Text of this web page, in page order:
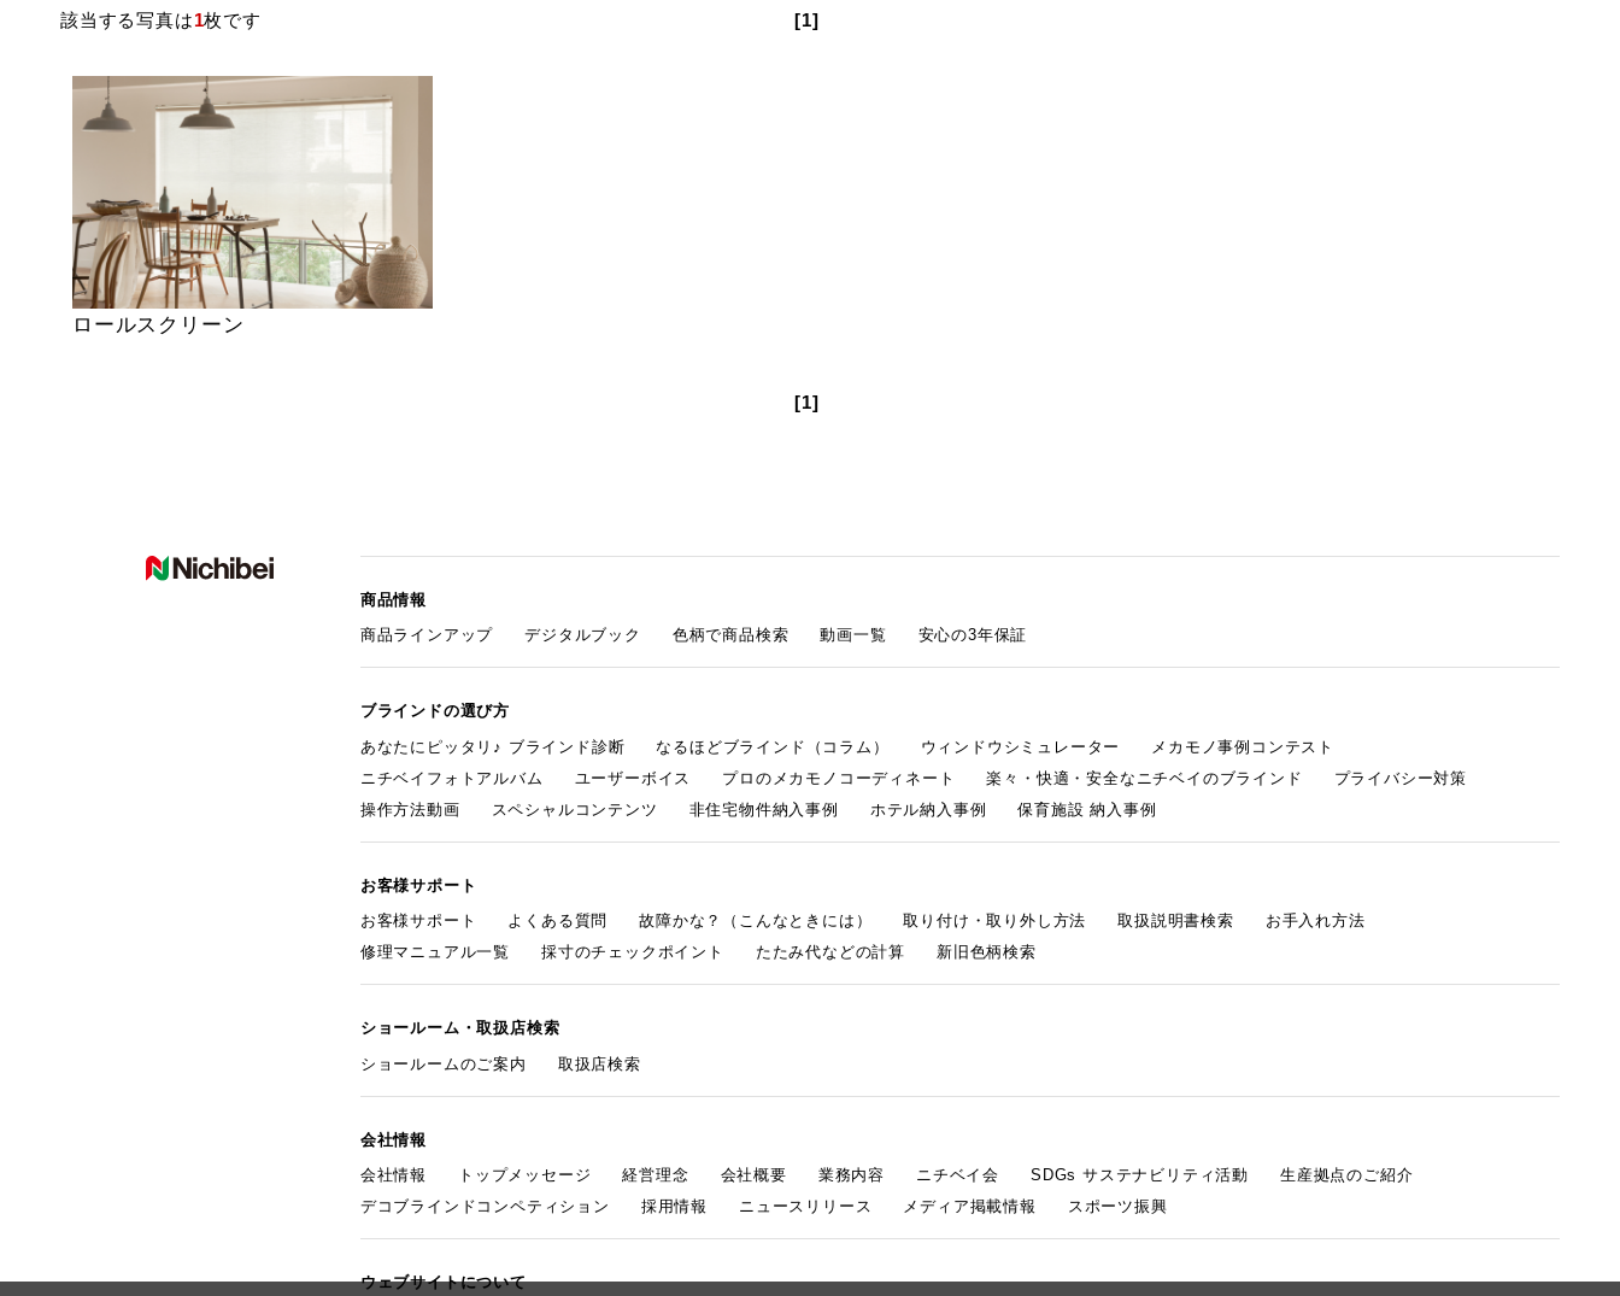
該当する写真は1枚です [1]
ロールスクリーン
[1]
商品情報
商品ラインアップ
デジタルブック 色柄で商品検索 動画一覧 安心の3年保証
ブラインドの選び方
あなたにピッタリ♪ ブラインド診断
なるほどブラインド（コラム） ウィンドウシミュレーター
メカモノ事例コンテスト
ニチベイフォトアルバム
ユーザーボイス プロのメカモノコーディネート 楽々・快適・安全なニチベイのブラインド
プライバシー対策
操作方法動画
スペシャルコンテンツ 非住宅物件納入事例 ホテル納入事例 保育施設 納入事例
お客様サポート
お客様サポート
よくある質問 故障かな？（こんなときには） 取り付け・取り外し方法 取扱説明書検索
お手入れ方法
修理マニュアル一覧
採寸のチェックポイント たたみ代などの計算 新旧色柄検索
ショールーム・取扱店検索
ショールームのご案内
取扱店検索
会社情報
会社情報
トップメッセージ 経営理念 会社概要 業務内容 ニチベイ会 SDGs サステナビリティ活動
生産拠点のご紹介
デコブラインドコンペティション
採用情報 ニュースリリース メディア掲載情報 スポーツ振興
ウェブサイトについて